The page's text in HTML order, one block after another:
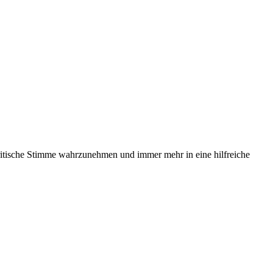
Stimme wahrzunehmen und immer mehr in eine hilfreiche